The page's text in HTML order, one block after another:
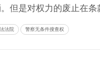
但是对权力的废止在条
法院 警察无条件搜查权